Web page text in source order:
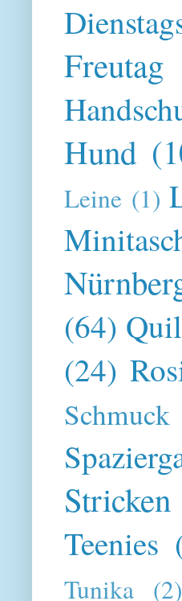
Freutag
Hund
Leine (1)
(64)
(24)
Stricken
Teenies
Tunika (2)